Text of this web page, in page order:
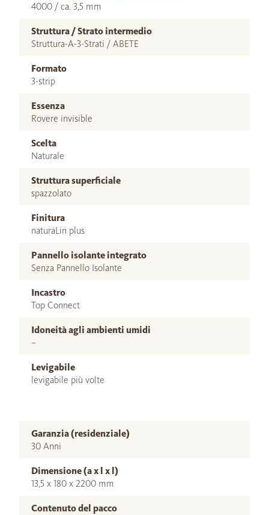
4000 / ca. 3,5 mm
Struttura / Strato intermedio
Struttura-A-3-Strati / ABETE
Formato
3-strip
Essenza
Rovere invisible
Scelta
Naturale
Struttura superficiale
spazzolato
Finitura
naturaLin plus
Pannello isolante integrato
Senza Pannello Isolante
Incastro
Top Connect
Idoneità agli ambienti umidi
–
Levigabile
levigabile più volte
Garanzia (residenziale)
30 Anni
Dimensione (a x l x l)
13,5 x 180 x 2200 mm
Contenuto del pacco